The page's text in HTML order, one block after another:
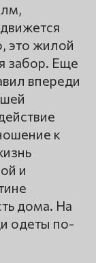
это жилой
забор. Еще
впереди
к
и
дома. На
одеты по-